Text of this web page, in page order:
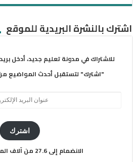
اشترك بالنشرة البريدية للموقع
للاشتراك في مدونة تعليم جديد، أدخل
"اشترك" لتستقبل أحدث المواضيع من
اشترك
الانضمام إلى 27.6 من آلاف المشتركين الآخرين